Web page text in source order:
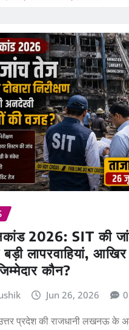
2026: SIT की
लापरवाहियां,
कौन?
Jun 26, 2026 0
प्रदेश की राजधानी लखनऊ के